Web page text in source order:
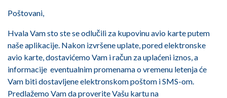
Poštovani,
Hvala Vam sto ste se odlučili za kupovinu avio karte putem
naše aplikacije. Nakon izvršene uplate, pored elektronske
avio karte, dostavićemo Vam i račun za uplaćeni iznos, a
informacije eventualnim promenama o vremenu letenja će
Vam biti dostavljene elektronskom poštom i SMS-om.
Predlažemo Vam da proverite Vašu kartu na